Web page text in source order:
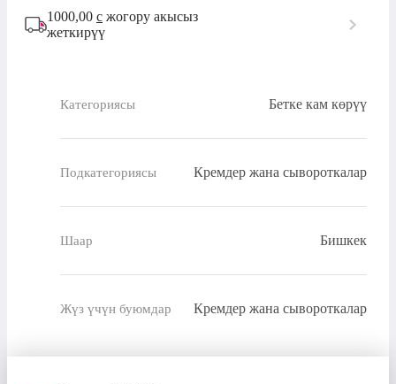
1000,00 с жогору акысыз
жеткирүү
Категориясы Бетке кам көрүү
Подкатегориясы Кремдер жана сывороткалар
Шаар Бишкек
Жүз үчүн буюмдар Кремдер жана сывороткалар